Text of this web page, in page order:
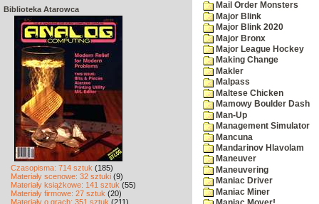
Biblioteka Atarowca
Czasopisma: 714 sztuk (185)
Materiały scenowe: 32 sztuki (9)
Materiały książkowe: 141 sztuk (55)
Materiały firmowe: 27 sztuk (20)
Materiały o grach: 351 sztuk (211)
Mail Order Monsters
Major Blink
Major Blink 2020
Major Bronx
Major League Hockey
Making Change
Makler
Malpass
Maltese Chicken
Mamowy Boulder Dash
Man-Up
Management Simulator
Mancuna
Mandarinov Hlavolam
Maneuver
Maneuvering
Maniac Driver
Maniac Miner